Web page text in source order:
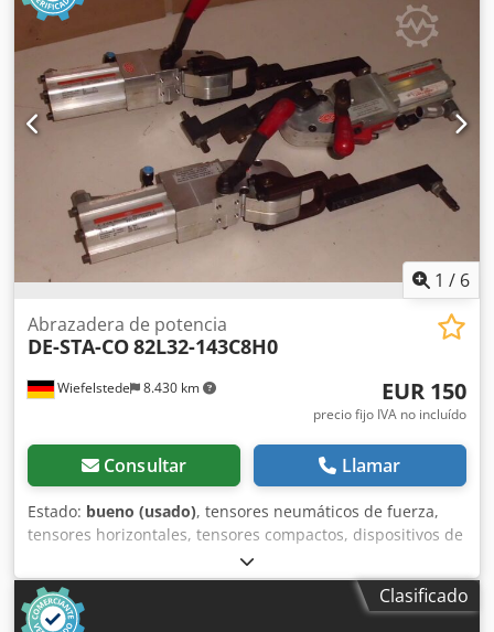
1 / 6
Wiefelstede 8.430 km
Abrazadera de potencia
DE-STA-CO82L32-143C8H0
EUR 150
precio fijo IVA no incluído
Consultar Llamar
Estado: bueno (usado), tensores neumáticos de fuerza,
tensores horizontales, tensores compactos, dispositivos de
sujeción, tensores neumáticos de fuerza -Tipo: 82L32-
143C8H0 -Cantidad: 4 unidades disponibles -Precio: por
unidad -Peso: 2,1 kg/unidad Djdsb A H E Ispfx Aa EsckClasificado